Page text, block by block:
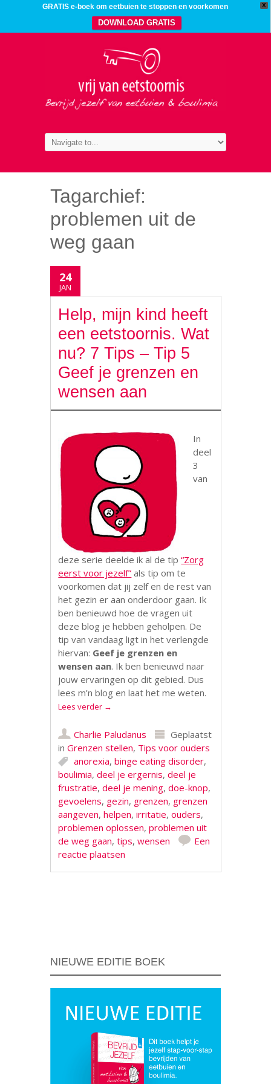
X
GRATIS e-boek om eetbuien te stoppen en voorkomen
DOWNLOAD GRATIS
Tagarchief:
problemen uit de
weg gaan
24
JAN
Help, mijn kind heeft
een eetstoornis. Wat
nu? 7 Tips – Tip 5
Geef je grenzen en
wensen aan
In
deel
3
van
deze serie deelde ik al de tip“Zorg
eerst voor jezelf” als tip om te
voorkomen dat jij zelf en de rest van
het gezin er aan onderdoor gaan. Ik
ben benieuwd hoe de vragen uit
deze blog je hebben geholpen. De
tip van vandaag ligt in het verlengde
hiervan: Geef je grenzen en
wensen aan. Ik ben benieuwd naar
jouw ervaringen op dit gebied. Dus
lees m’n blog en laat het me weten.
Lees verder →
Charlie Paludanus
Geplaatst
inGrenzen stellen, Tips voor ouders
anorexia,binge eating disorder,
boulimia,deel je ergernis,deel je
frustratie,deel je mening,doe-knop,
gevoelens, gezin, grenzen, grenzen
aangeven,helpen,irritatie,ouders,
problemen oplossen,problemen uit
de weg gaan,tips,wensen
Een
reactie plaatsen
NIEUWE EDITIE BOEK